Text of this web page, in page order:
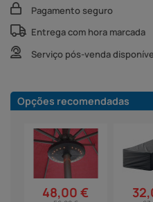
Pagamento seguro
Entrega com hora marcada
Serviço pós-venda
Opções recomendadas
48,00 €